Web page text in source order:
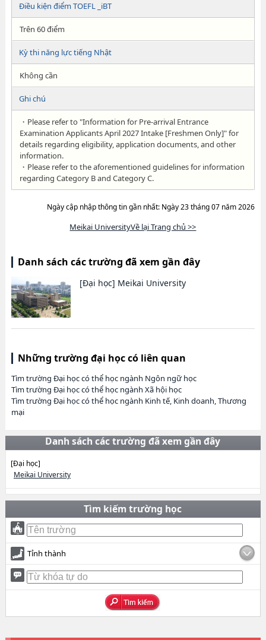
Điều kiện điểm TOEFL _iBT
Trên 60 điểm
Kỳ thi năng lực tiếng Nhật
Không cần
Ghi chú
・Please refer to "Information for Pre-arrival Entrance
Examination Applicants April 2027 Intake [Freshmen Only]" for
details regarding eligibility, application documents, and other
information.
・Please refer to the aforementioned guidelines for information
regarding Category B and Category C.
Ngày cập nhập thông tin gần nhất: Ngày 23 tháng 07 năm 2026
Meikai UniversityVề lại Trang chủ >>
Danh sách các trường đã xem gần đây
[Đại học] Meikai University
Những trường đại học có liên quan
Tìm trường Đại học có thể học ngành Ngôn ngữ học
Tìm trường Đại học có thể học ngành Xã hội học
Tìm trường Đại học có thể học ngành Kinh tế, Kinh doanh, Thương
mại
Danh sách các trường đã xem gần đây
[Đại học]
Meikai University
Tìm kiếm trường học
Tỉnh thành